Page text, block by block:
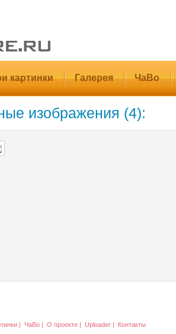
картинки Галерея ЧаВо
изображения (4):
| ЧаВо | О проекте | Uploader | Контакты